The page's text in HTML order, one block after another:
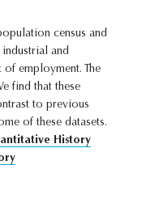
census and
and
of employment. The
find that these
to previous
of these datasets.
History